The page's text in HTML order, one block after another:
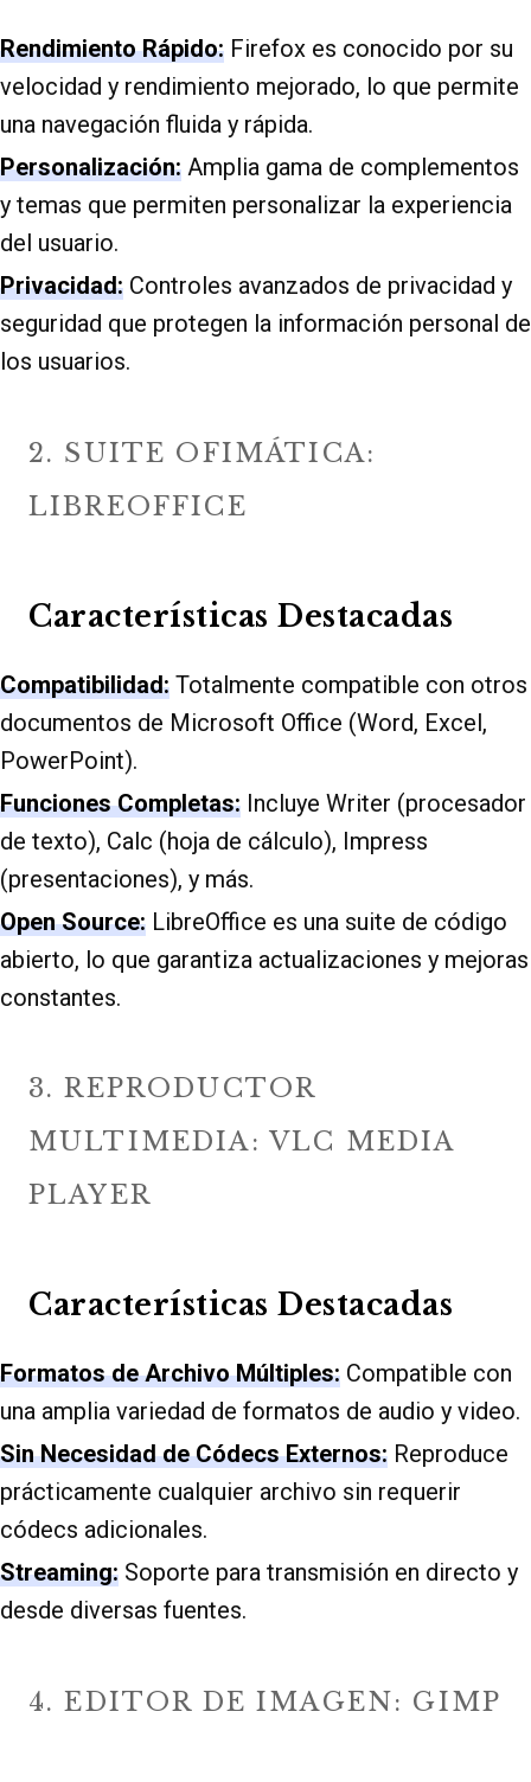
Rendimiento Rápido: Firefox es conocido por su
velocidad y rendimiento mejorado, lo que permite
una navegación fluida y rápida.
Personalización: Amplia gama de complementos
y temas que permiten personalizar la experiencia
del usuario.
Privacidad: Controles avanzados de privacidad y
seguridad que protegen la información personal de
los usuarios.
2. SUITE OFIMÁTICA:
LIBREOFFICE
Características Destacadas
Compatibilidad: Totalmente compatible con otros
documentos de Microsoft Office (Word, Excel,
PowerPoint).
Funciones Completas: Incluye Writer (procesador
de texto), Calc (hoja de cálculo), Impress
(presentaciones), y más.
Open Source: LibreOffice es una suite de código
abierto, lo que garantiza actualizaciones y mejoras
constantes.
3. REPRODUCTOR
MULTIMEDIA: VLC MEDIA
PLAYER
Características Destacadas
Formatos de Archivo Múltiples: Compatible con
una amplia variedad de formatos de audio y video.
Sin Necesidad de Códecs Externos: Reproduce
prácticamente cualquier archivo sin requerir
códecs adicionales.
Streaming: Soporte para transmisión en directo y
desde diversas fuentes.
4. EDITOR DE IMAGEN: GIMP